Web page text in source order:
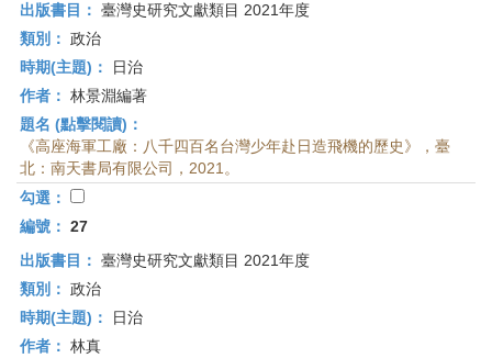
出版書目： 臺灣史研究文獻類目 2021年度
類別： 政治
時期(主題)：
日治
作者： 林景淵編著
題名 (點擊閱讀)：
《高座海軍工廠：八千四百名台灣少年赴日造飛機的歷史》，臺
北：南天書局有限公司，2021。
勾選：
編號： 27
出版書目： 臺灣史研究文獻類目 2021年度
類別： 政治
時期(主題)：
日治
作者： 林真